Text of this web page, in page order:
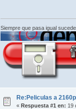
Siempre que pasa igual
Re:Peliculas a
« Respuesta #1 en: 19